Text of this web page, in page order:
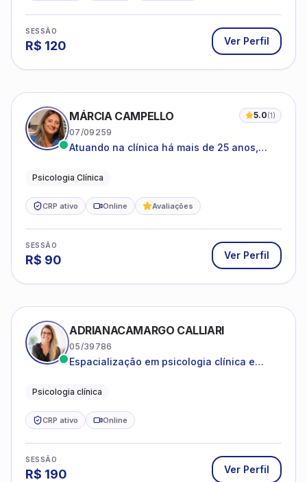
SESSÃO
R$ 120 Ver Perfil
MÁRCIA CAMPELLO 5.0(1)
07/09259
Atuando na clínica há mais de 25 anos,
estruturas, com experiência em
Psicologia Clínica
CRP ativo Online Avaliações
SESSÃO
R$ 90 Ver Perfil
ADRIANACAMARGO CALLIARI
05/39786
Espacialização em psicologia clínica e
Psicologia clínica
CRP ativo Online
SESSÃO
R$ 190 Ver Perfil